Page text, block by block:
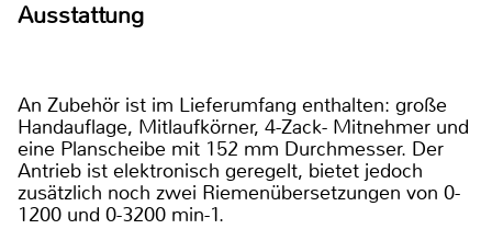
Ausstattung
An Zubehör ist im Lieferumfang enthalten: große
Handauflage, Mitlaufkörner, 4-Zack- Mitnehmer und
eine Planscheibe mit 152 mm Durchmesser. Der
Antrieb ist elektronisch geregelt, bietet jedoch
zusätzlich noch zwei Riemenübersetzungen von 0-
1200 und 0-3200 min-1.